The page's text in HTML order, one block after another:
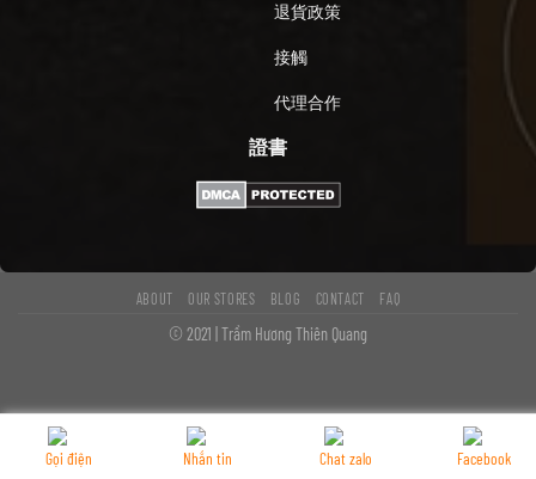
退貨政策
接觸
代理合作
證書
ABOUT OUR STORES BLOG CONTACT FAQ
© 2021 | Trầm Hương Thiên Quang
Gọi điện Nhắn tin Chat zalo Facebook